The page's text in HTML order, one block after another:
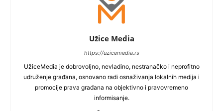
Užice Media
https://uzicemedia.rs
UžiceMedia je dobrovoljno, nevladino, nestranačko i neprofitno
udruženje građana, osnovano radi osnaživanja lokalnih medija i
promocije prava građana na objektivno i pravovremeno
informisanje.